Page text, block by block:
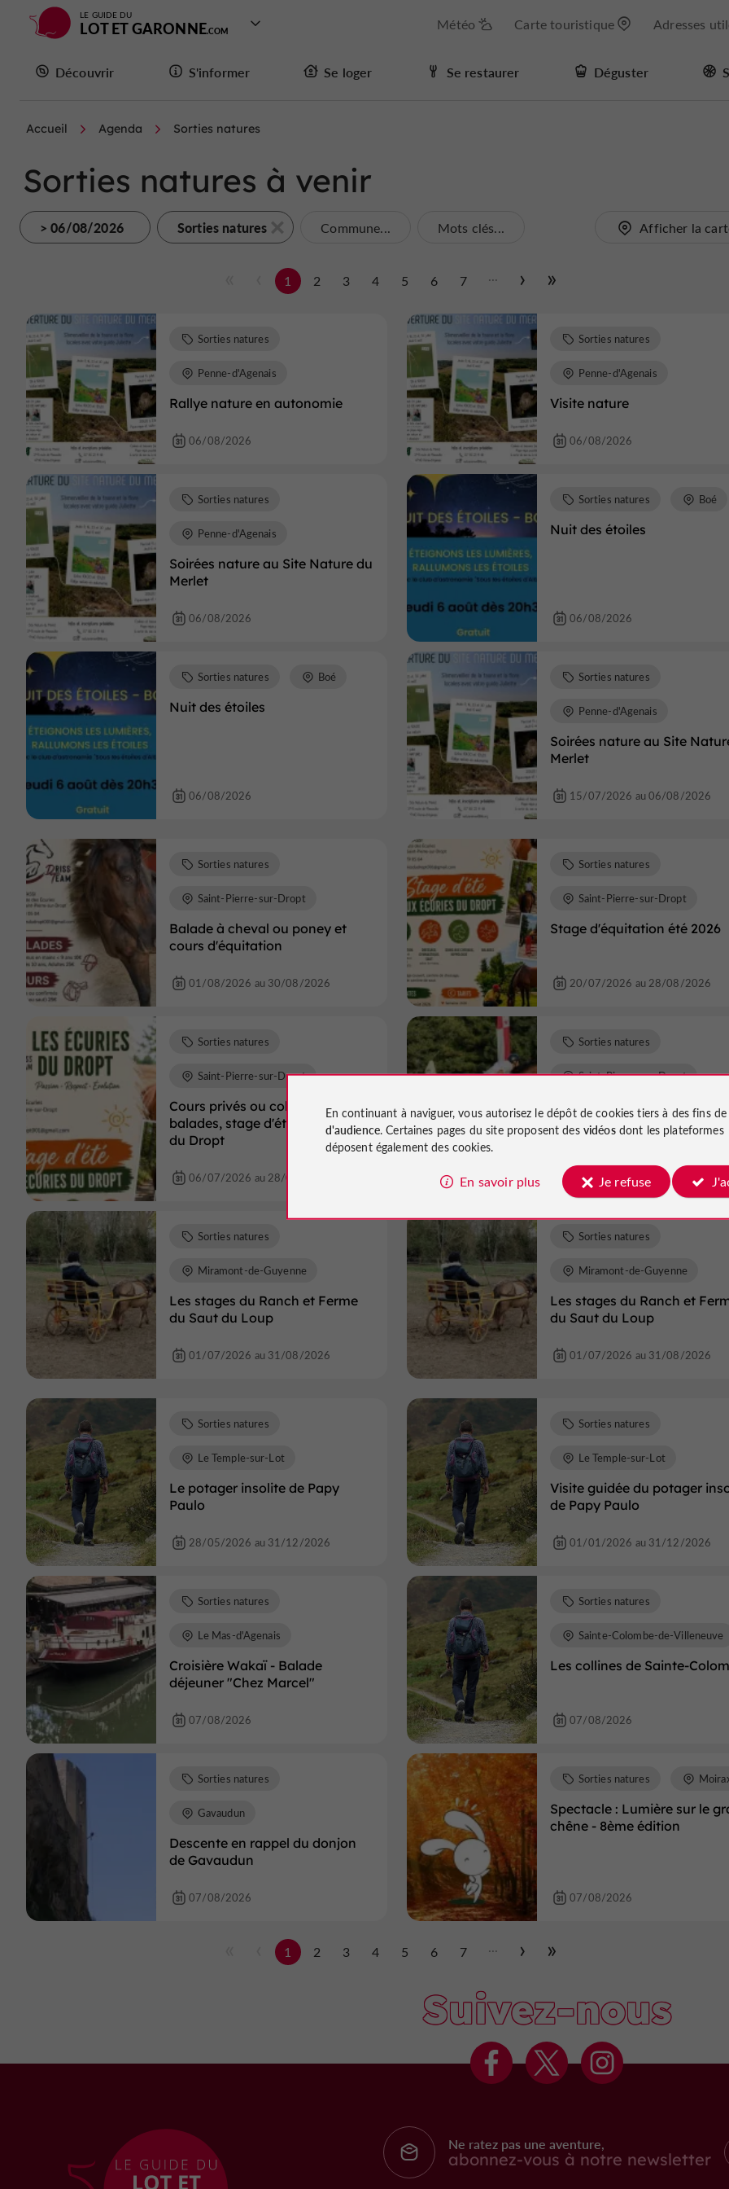
LE GUIDE DU
LOT ET GARONNE Météo Carte touristique Adresses
Découvrir S'informer Se loger Se restaurer Déguster
Accueil Agenda Sorties natures
Sorties natures à venir
> 06/08/2026 Sorties natures Commune... Mots clés... Afficher la
1 2 3 4 5 6 7 ...
Rallye nature en autonomie
Sorties natures
Penne-d'Agenais
06/08/2026
Visite nature
Sorties natures
Penne-d'Agenais
06/08/2026
Soirées nature au Site Nature du
Merlet
Sorties natures
Penne-d'Agenais
06/08/2026
Nuit des étoiles
Sorties natures Boé
06/08/2026
Nuit des étoiles
Sorties natures Boé
06/08/2026
Soirées nature au Site
Merlet
Sorties natures
Penne-d'Agenais
15/07/2026 au 06/08/2026
Balade à cheval ou poney et
cours d'équitation
Sorties natures
Saint-Pierre-sur-Dropt
01/08/2026 au 30/08/2026
Stage d'équitation été 2026
Sorties natures
Saint-Pierre-sur-Dropt
20/07/2026 au 28/08/2026
Cours privés ou collectifs,
balades, stage d'été aux Ecuries
du Dropt
Sorties natures
Saint-Pierre-sur-Dropt
06/07/2026 au 28/08/2026
Cours privés ou collectifs,
balades, stage d'été aux
Sorties natures
Saint-Pierre-sur-Dropt
06/07/2026 au 30/08/2026
Les stages du Ranch et Ferme
du Saut du Loup
Sorties natures
Miramont-de-Guyenne
01/07/2026 au 31/08/2026
Les stages du Ranch et
du Saut du Loup
Sorties natures
Miramont-de-Guyenne
01/07/2026 au 31/08/2026
Le potager insolite de Papy
Paulo
Sorties natures
Le Temple-sur-Lot
28/05/2026 au 31/12/2026
Visite guidée du potager
de Papy Paulo
Sorties natures
Le Temple-sur-Lot
01/01/2026 au 31/12/2026
Croisière Wakaï - Balade
déjeuner "Chez Marcel"
Sorties natures
Le Mas-d'Agenais
07/08/2026
Les collines de Sainte-
Sorties natures
Sainte-Colombe-de-Villeneuve
07/08/2026
Descente en rappel du donjon
de Gavaudun
Sorties natures
Gavaudun
07/08/2026
Spectacle : Lumière sur le
chêne - 8ème édition
Sorties natures
07/08/2026
1 2 3 4 5 6 7 ...
Suivez-nous
Ne ratez pas une aventure,
abonnez-vous à notre newsletter
En continuant à naviguer, vous autorisez le dépôt de cookies tiers à des fins
d'audience. Certaines pages du site proposent des vidéosdont les plateformes
déposent également des cookies.
En savoir plus Je refuse